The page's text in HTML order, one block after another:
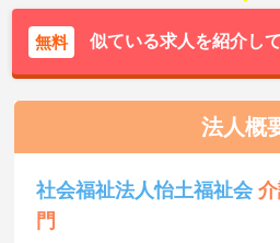
無料 似ている求人を紹介し
法人概
社会福祉法人怡土福祉会
門